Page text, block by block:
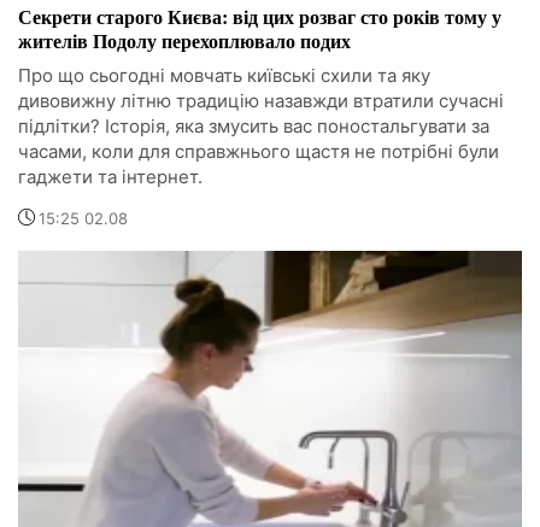
Секрети старого Києва: від цих розваг сто років тому у
жителів Подолу перехоплювало подих
Про що сьогодні мовчать київські схили та яку
дивовижну літню традицію назавжди втратили сучасні
підлітки? Історія, яка змусить вас поностальгувати за
часами, коли для справжнього щастя не потрібні були
гаджети та інтернет.
15:25 02.08